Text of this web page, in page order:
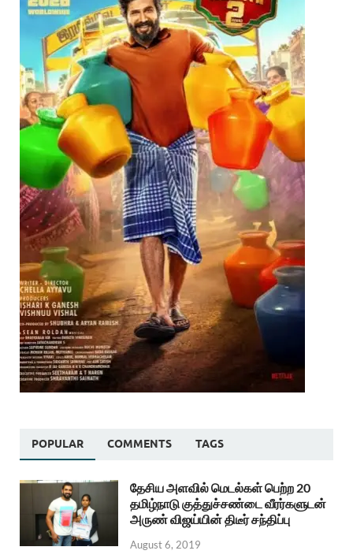
POPULAR COMMENTS TAGS
தேசிய அளவில் மெடல்கள் பெற்ற 20
தமிழ்நாடு குத்துச்சண்டை வீரர்களுடன்
அருண் விஜய்யின் திடீர் சந்திப்பு
August 6, 2019